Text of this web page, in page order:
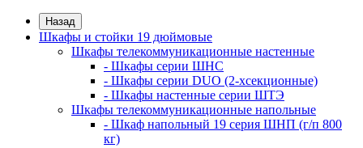
Назад
Шкафы и стойки 19 дюймовые
Шкафы телекоммуникационные настенные
- Шкафы серии ШНС
- Шкафы серии DUO (2-хсекционные)
- Шкафы настенные серии ШТЭ
Шкафы телекоммуникационные напольные
- Шкаф напольный 19 серия ШНП (г/п 800
кг)